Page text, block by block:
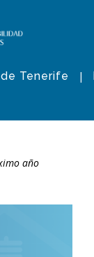
Tenerife
año